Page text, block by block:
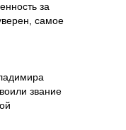
за
самое
звание